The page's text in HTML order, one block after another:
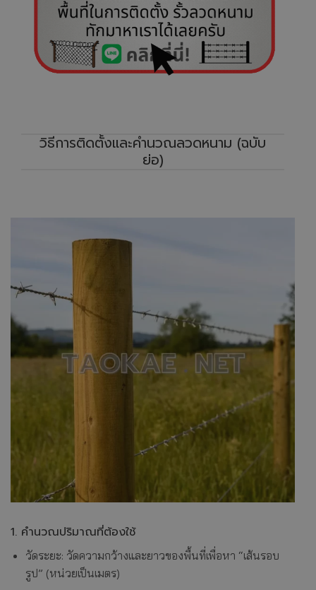
วิธีการติดตั้งและคำนวณลวดหนาม (ฉบับ
ย่อ)
1. คำนวณปริมาณที่ต้องใช้
วัดระยะ: วัดความกว้างและยาวของพื้นที่เพื่อหา “เส้นรอบ
รูป” (หน่วยเป็นเมตร)